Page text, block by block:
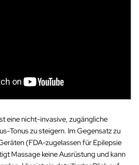
eine nicht-invasive, zugängliche
Tonus zu steigern. Im Gegensatz zu
(FDA-zugelassen für Epilepsie
Massage keine Ausrüstung und kann